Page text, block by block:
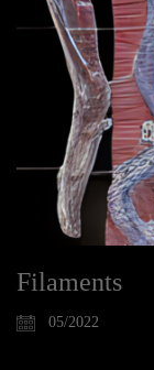
Filaments
05/2022